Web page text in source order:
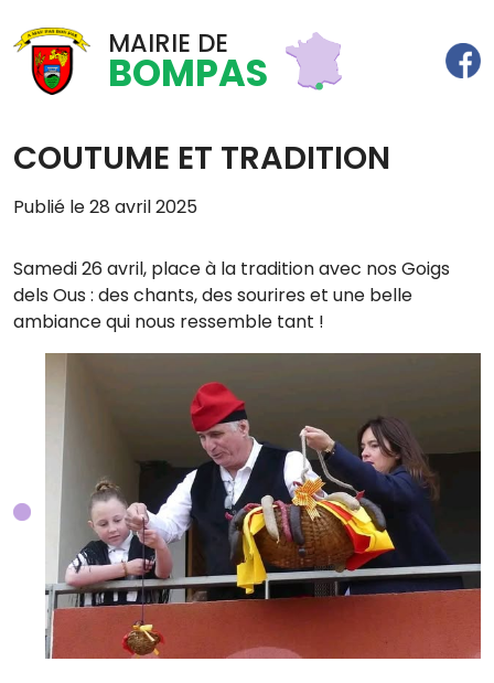
MAIRIE DE
BOMPAS
COUTUME ET TRADITION
Publié le 28 avril 2025
Samedi 26 avril, place à la tradition avec nos Goigs
dels Ous : des chants, des sourires et une belle
ambiance qui nous ressemble tant !